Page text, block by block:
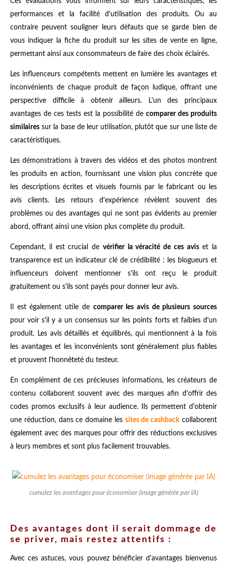
performances et la facilité d'utilisation des produits. Ou au
contraire peuvent souligner leurs défauts que se garde bien de
vous indiquer la fiche du produit sur les sites de vente en ligne,
permettant ainsi aux consommateurs de faire des choix éclairés.
Les influenceurs compétents mettent en lumière les avantages et
inconvénients de chaque produit de façon ludique, offrant une
perspective difficile à obtenir ailleurs. L'un des principaux
avantages de ces tests est la possibilité de comparer des produits
similaires sur la base de leur utilisation, plutôt que sur une liste de
caractéristiques.
Les démonstrations à travers des vidéos et des photos montrent
les produits en action, fournissant une vision plus concrète que
les descriptions écrites et visuels fournis par le fabricant ou les
avis clients. Les retours d'expérience révèlent souvent des
problèmes ou des avantages qui ne sont pas évidents au premier
abord, offrant ainsi une vision plus complète du produit.
Cependant, il est crucial de vérifier la véracité de ces aviset la
transparence est un indicateur clé de crédibilité : les blogueurs et
influenceurs doivent mentionner s'ils ont reçu le produit
gratuitement ou s'ils sont payés pour donner leur avis.
Il est également utile de comparer les avis de plusieurs sources
pour voir s'il y a un consensus sur les points forts et faibles d'un
produit. Les avis détaillés et équilibrés, qui mentionnent à la fois
les avantages et les inconvénients sont généralement plus fiables
et prouvent l'honnêteté du testeur.
En complément de ces précieuses informations, les créateurs de
contenu collaborent souvent avec des marques afin d'offrir des
codes promos exclusifs à leur audience. Ils permettent d'obtenir
une réduction, dans ce domaine les sites de cashbackcollaborent
également avec des marques pour offrir des réductions exclusives
à leurs membres et sont plus facilement trouvables.
cumulez les avantages pour économiser (image générée par IA)
Des avantages dont il serait dommage de
se priver, mais restez attentifs :
Avec ces astuces, vous pouvez bénéficier d'avantages bienvenus